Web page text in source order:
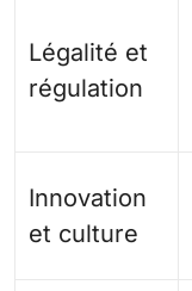
Légalité et
régulation
Innovation
et culture